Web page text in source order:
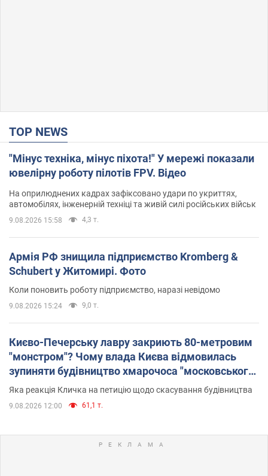
TOP NEWS
"Мінус техніка, мінус піхота!" У мережі показали
ювелірну роботу пілотів FPV. Відео
На оприлюднених кадрах зафіксовано удари по укриттях,
автомобілях, інженерній техніці та живій силі російських військ
9.08.2026 15:58 4,3 т.
Армія РФ знищила підприємство Kromberg &
Schubert у Житомирі. Фото
Коли поновить роботу підприємство, наразі невідомо
9.08.2026 15:24 9,0 т.
Києво-Печерську лавру закриють 80-метровим
"монстром"? Чому влада Києва відмовилась
зупиняти будівництво хмарочоса "московського
вірянина"
Яка реакція Кличка на петицію щодо скасування будівництва
9.08.2026 12:00 61,1 т.